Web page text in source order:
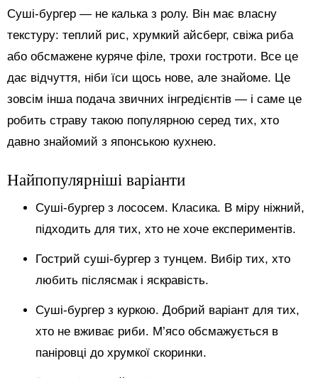
Суші-бургер — не калька з ролу. Він має власну
текстуру: теплий рис, хрумкий айсберг, свіжа риба
або обсмажене куряче філе, трохи гостроти. Все це
дає відчуття, ніби їси щось нове, але знайоме. Це
зовсім інша подача звичних інгредієнтів — і саме це
робить страву такою популярною серед тих, хто
давно знайомий з японською кухнею.
Найпопулярніші варіанти
Суші-бургер з лососем. Класика. В міру ніжний,
підходить для тих, хто не хоче експериментів.
Гострий суші-бургер з тунцем. Вибір тих, хто
любить післясмак і яскравість.
Суші-бургер з куркою. Добрий варіант для тих,
хто не вживає риби. М’ясо обсмажується в
паніровці до хрумкої скоринки.